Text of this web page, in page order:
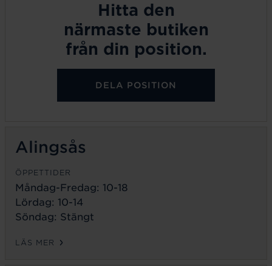
Hitta den
närmaste butiken
från din position.
DELA POSITION
Alingsås
ÖPPETTIDER
Måndag-Fredag: 10-18
Lördag: 10-14
Söndag: Stängt
LÄS MER